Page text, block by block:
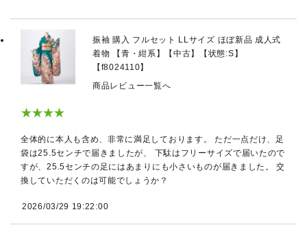
振袖 購入 フルセット LLサイズ ほぼ新品 成人式
着物 【青・紺系】【中古】【状態:S】
【f8024110】
商品レビュー一覧へ
★★★★
全体的に本人も含め、非常に満足しております。 ただ一点だけ、足
袋は25.5センチで届きましたが、 下駄はフリーサイズで届いたので
すが、25.5センチの足にはあまりにも小さいものが届きました。 交
換していただくのは可能でしょうか？
2026/03/29 19:22:00